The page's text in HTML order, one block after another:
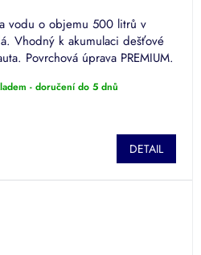
vodu o objemu 500 litrů v
Vhodný k akumulaci dešťové
Povrchová úprava PREMIUM.
- doručení do 5 dnů
DETAIL